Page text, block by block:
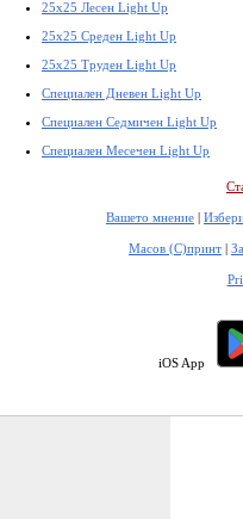
25x25 Лесен Light Up
25x25 Среден Light Up
25x25 Труден Light Up
Специален Дневен Light Up
Специален Седмичен Light Up
Специален Месечен Light Up
Вашето мнение |
Масов (С)принт |
iOS App